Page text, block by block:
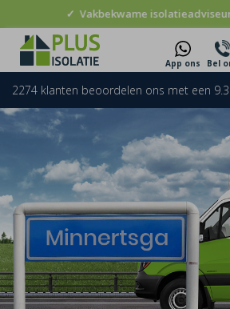
✓ Vakbekwame
App ons Bel
2274 klanten beoordelen ons met een 9.3